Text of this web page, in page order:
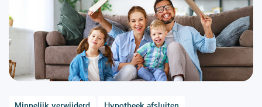
Minnelijk verwijderd Hypotheek afsluiten